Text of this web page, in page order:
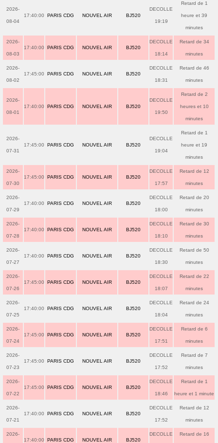
2026-
08-04
17:40:00 PARIS CDG NOUVEL AIR BJ520
DECOLLE
19:19
Retard de 1
heure et 39
minutes
2026-
08-03
17:40:00 PARIS CDG NOUVEL AIR BJ520
DECOLLE
18:14
Retard de 34
minutes
2026-
08-02
17:45:00 PARIS CDG NOUVEL AIR BJ520
DECOLLE
18:31
Retard de 46
minutes
2026-
08-01
17:40:00 PARIS CDG NOUVEL AIR BJ520
DECOLLE
19:50
Retard de 2
heures et 10
minutes
2026-
07-31
17:45:00 PARIS CDG NOUVEL AIR BJ520
DECOLLE
19:04
Retard de 1
heure et 19
minutes
2026-
07-30
17:45:00 PARIS CDG NOUVEL AIR BJ520
DECOLLE
17:57
Retard de 12
minutes
2026-
07-29
17:40:00 PARIS CDG NOUVEL AIR BJ520
DECOLLE
18:00
Retard de 20
minutes
2026-
07-28
17:40:00 PARIS CDG NOUVEL AIR BJ520
DECOLLE
18:10
Retard de 30
minutes
2026-
07-27
17:40:00 PARIS CDG NOUVEL AIR BJ520
DECOLLE
18:30
Retard de 50
minutes
2026-
07-26
17:45:00 PARIS CDG NOUVEL AIR BJ520
DECOLLE
18:07
Retard de 22
minutes
2026-
07-25
17:40:00 PARIS CDG NOUVEL AIR BJ520
DECOLLE
18:04
Retard de 24
minutes
2026-
07-24
17:45:00 PARIS CDG NOUVEL AIR BJ520
DECOLLE
17:51
Retard de 6
minutes
2026-
07-23
17:45:00 PARIS CDG NOUVEL AIR BJ520
DECOLLE
17:52
Retard de 7
minutes
2026-
07-22
17:45:00 PARIS CDG NOUVEL AIR BJ520
DECOLLE
18:46
Retard de 1
heure et 1 minute
2026-
07-21
17:40:00 PARIS CDG NOUVEL AIR BJ520
DECOLLE
17:52
Retard de 12
minutes
2026-
17:40:00 PARIS CDG NOUVEL AIR BJ520
DECOLLE Retard de 16